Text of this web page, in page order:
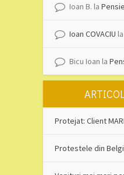
Ioan B. la
Ioan COVACIU la
Bicu Ioan la
Protejat: Client
Protestele din